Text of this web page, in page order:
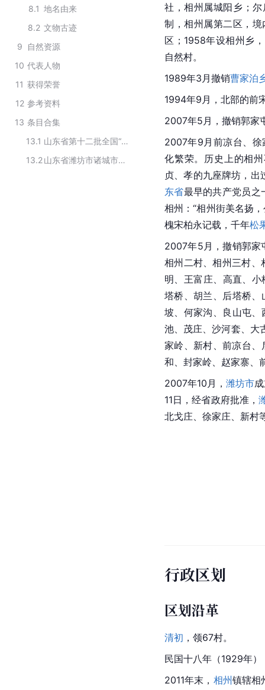
8.1 地名由来
8.2 文物古迹
9
自然资源
10 代表人物
11 获得荣誉
12 参考资料
13 条目合集
13.1
山东省第十二批全国“一村一品”示范村镇名单
13.2
山东省潍坊市诸城市下辖区域
社，相州属城阳乡；
制，相州属第二区，
区；1958年设相州乡
自然村。
1989年3月撤销曹家泊
1994年9月，北部的前
2007年5月，撤销郭家
2007年9月前凉台、
化繁荣。历史上的相州
贞、孝的九座牌坊，出
东省最早的共产党员之
相州：“相州街美名扬
槐宋柏永记载，千年松
2007年5月，撤销郭家
相州二村、相州三村、
明、王富庄、高直、
塔桥、胡兰、后塔桥
坡、何家沟、良山屯
池、茂庄、沙河套、大
家岭、新村、前凉台
和、封家岭、赵家寨、
2007年10月， 潍坊市
11日，经省政府批准，
北戈庄、徐家庄、新村
行政区划
区划沿革
清初 ，领67村。
民国十八年（1929年
2011年末， 相州镇辖相